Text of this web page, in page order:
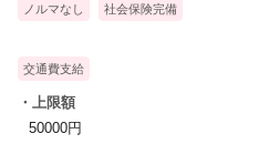
ノルマなし 社会保険完備
交通費支給
・上限額
50000円